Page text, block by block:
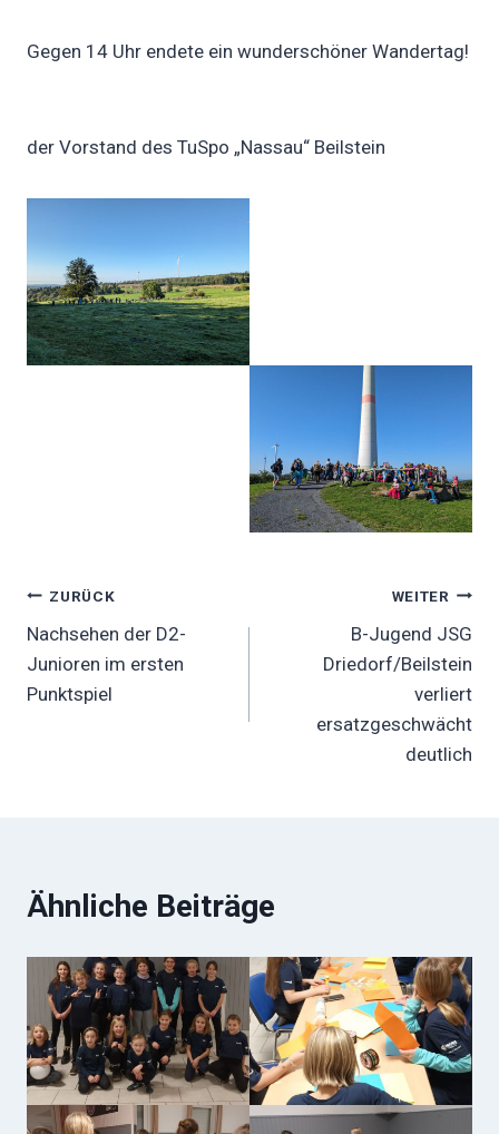
Gegen 14 Uhr endete ein wunderschöner Wandertag!
der Vorstand des TuSpo „Nassau“ Beilstein
Beitragsnavigation
ZURÜCK
Nachsehen der D2-
Junioren im ersten
Punktspiel
WEITER
B-Jugend JSG
Driedorf/Beilstein
verliert
ersatzgeschwächt
deutlich
Ähnliche Beiträge